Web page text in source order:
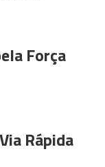
Força
Rápida